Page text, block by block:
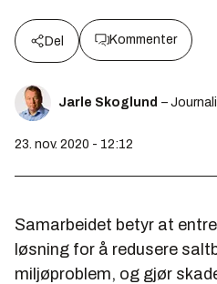
Del Kommenter
Jarle Skoglund –
23. nov. 2020 - 12:12
Samarbeidet betyr at
løsning for å redusere
miljøproblem, og gjør